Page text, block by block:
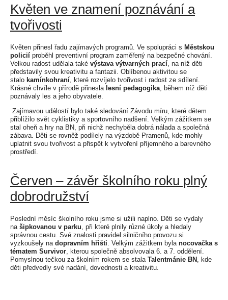
Květen ve znamení poznávání a
tvořivosti
Květen přinesl řadu zajímavých programů. Ve spolupráci s Městskou
policií proběhl preventivní program zaměřený na bezpečné chování.
Velkou radost udělala také výstava výtvarných prací, na níž děti
představily svou kreativitu a fantazii. Oblíbenou aktivitou se
stalo kamínkohraní, které rozvíjelo tvořivost i radost ze sdílení.
Krásné chvíle v přírodě přinesla lesní pedagogika, během níž děti
poznávaly les a jeho obyvatele.
Zajímavou událostí bylo také sledování Závodu míru, které dětem
přiblížilo svět cyklistiky a sportovního nadšení. Velkým zážitkem se
stal oheň a hry na BN, při nichž nechyběla dobrá nálada a společná
zábava. Děti se rovněž podílely na výzdobě Pramenů, kde mohly
uplatnit svou tvořivost a přispět k vytvoření příjemného a barevného
prostředí.
Červen – závěr školního roku plný
dobrodružství
Poslední měsíc školního roku jsme si užili naplno. Děti se vydaly
na šipkovanou v parku, při které plnily různé úkoly a hledaly
správnou cestu. Své znalosti pravidel silničního provozu si
vyzkoušely na dopravním hřišti. Velkým zážitkem byla nocovačka s
tématem Survivor, kterou společně absolvovala 6. a 7. oddělení.
Pomyslnou tečkou za školním rokem se stala Talentmánie BN , kde
děti předvedly své nadání, dovednosti a kreativitu.